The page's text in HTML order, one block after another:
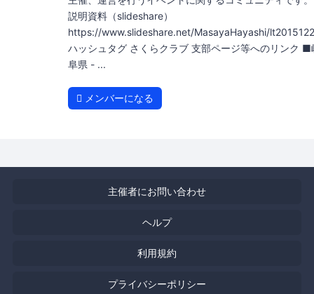
説明資料（slideshare）
https://www.slideshare.net/MasayaHayashi/
ハッシュタグ さくらクラブ 支部ページ等へのリンク ■
阜県 - ...
メンバーになる
主催者にお問い合わせ
ヘルプ
利用規約
プライバシーポリシー